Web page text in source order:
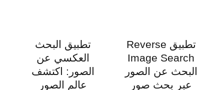
تطبيق Reverse
Image Search
البحث عن الصور
عبر بحث صور
تطبيق البحث
العكسي عن
الصور: اكتشف
عالم الصور